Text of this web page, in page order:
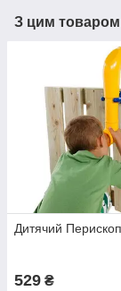
З цим
Дитячий Перископ
529 ₴